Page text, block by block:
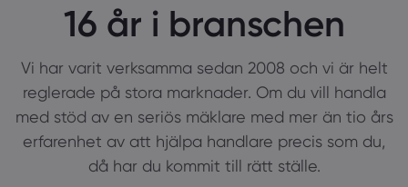
16 år i branschen
Vi har varit verksamma sedan 2008 och vi är helt
reglerade på stora marknader. Om du vill handla
med stöd av en seriös mäklare med mer än tio års
erfarenhet av att hjälpa handlare precis som du,
då har du kommit till rätt ställe.